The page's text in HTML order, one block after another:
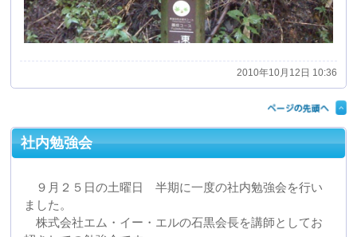
社内勉強会
株式会社エム・イー・エルの石黒会長を講師としてお
招きしでの勉強会です。
仕事の進め方のレクチャーなど一日みっちりと行いまし
た。